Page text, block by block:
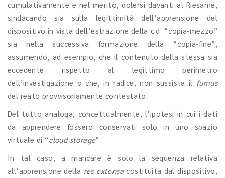
cumulativamente e nel merito, dolersi davanti al Riesame,
sindacando sia sulla legittimità dell’apprensione del
dispositivo in vista dell’estrazione della c.d. “copia-mezzo”
sia nella successiva formazione della “copia-fine”,
assumendo, ad esempio, che il contenuto della stessa sia
eccedente rispetto al legittimo perimetro
dell’investigazione o che, in radice, non sussista il fumus
del reato provvisoriamente contestato.
Del tutto analoga, concettualmente, l’ipotesi in cui i dati
da apprendere fossero conservati solo in uno spazio
virtuale di “cloud storage”.
In tal caso, a mancare è solo la sequenza relativa
all’apprensione della res extensacostituita dal dispositivo,